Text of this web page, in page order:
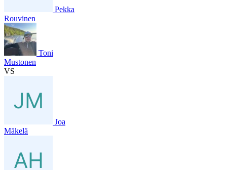
Pekka
Rouvinen
Toni
Mustonen
VS
Joa
Mäkelä